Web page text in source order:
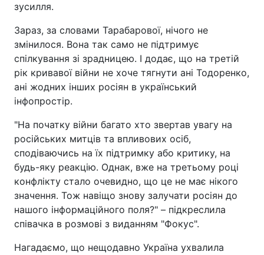
зусилля.
Зараз, за словами Тарабарової, нічого не
змінилося. Вона так само не підтримує
спілкування зі зрадницею. І додає, що на третій
рік кривавої війни не хоче тягнути ані Тодоренко,
ані жодних інших росіян в український
інфопростір.
"На початку війни багато хто звертав увагу на
російських митців та впливових осіб,
сподіваючись на їх підтримку або критику, на
будь-яку реакцію. Однак, вже на третьому році
конфлікту стало очевидно, що це не має нікого
значення. Тож навіщо знову залучати росіян до
нашого інформаційного поля?" – підкреслила
співачка в розмові з виданням "Фокус".
Нагадаємо, що нещодавно Україна ухвалила